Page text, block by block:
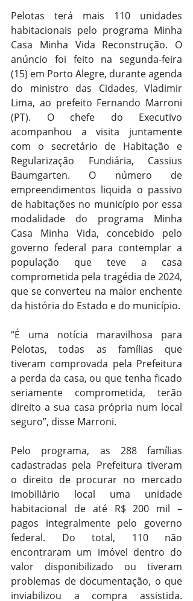
Pelotas terá mais 110 unidades
habitacionais pelo programa Minha
Casa Minha Vida Reconstrução. O
anúncio foi feito na segunda-feira
(15) em Porto Alegre, durante agenda
do ministro das Cidades, Vladimir
Lima, ao prefeito Fernando Marroni
(PT). O chefe do Executivo
acompanhou a visita juntamente
com o secretário de Habitação e
Regularização Fundiária, Cassius
Baumgarten. O número de
empreendimentos liquida o passivo
de habitações no município por essa
modalidade do programa Minha
Casa Minha Vida, concebido pelo
governo federal para contemplar a
população que teve a casa
comprometida pela tragédia de 2024,
que se converteu na maior enchente
da história do Estado e do município.
“É uma notícia maravilhosa para
Pelotas, todas as famílias que
tiveram comprovada pela Prefeitura
a perda da casa, ou que tenha ficado
seriamente comprometida, terão
direito a sua casa própria num local
seguro”, disse Marroni.
Pelo programa, as 288 famílias
cadastradas pela Prefeitura tiveram
o direito de procurar no mercado
imobiliário local uma unidade
habitacional de até R$ 200 mil –
pagos integralmente pelo governo
federal. Do total, 110 não
encontraram um imóvel dentro do
valor disponibilizado ou tiveram
problemas de documentação, o que
inviabilizou a compra assistida.